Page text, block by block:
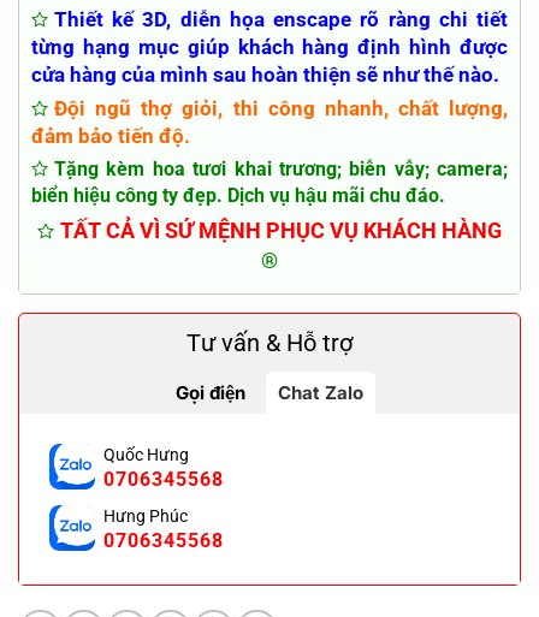
Thiết kế 3D, diễn họa enscape rõ ràng chi tiết
từng hạng mục giúp khách hàng định hình được
cửa hàng của mình sau hoàn thiện sẽ như thế nào.
Đội ngũ thợ giỏi, thi công nhanh, chất lượng,
đảm bảo tiến độ.
Tặng kèm hoa tươi khai trương; biễn vẫy; camera;
biển hiệu công ty đẹp. Dịch vụ hậu mãi chu đáo.
TẤT CẢ VÌ SỨ MỆNH PHỤC VỤ KHÁCH HÀNG
®
Tư vấn & Hỗ trợ
Gọi điện Chat Zalo
Quốc Hưng
0706345568
Hưng Phúc
0706345568